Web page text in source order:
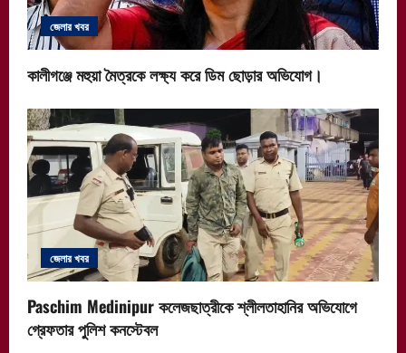
জেলার খবর
কালীগঞ্জে মহুয়া মৈত্রকে লক্ষ্য করে ডিম ছোড়ার অভিযোগ।
জেলার খবর
Paschim Medinipur কলেজছাত্রীকে শ্লীলতাহানির অভিযোগে
গ্রেফতার পুলিশ কনস্টেবল